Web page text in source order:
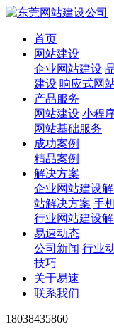
首页
网站建设
企业网站建设
建设 响应式网
产品服务
网站建设 小程
网站基础服务
成功案例
精品案例
解决方案
企业网站建设
站解决方案 手
行业网站建设
易速动态
公司新闻 行业
技巧
关于易速
联系我们
18038435860